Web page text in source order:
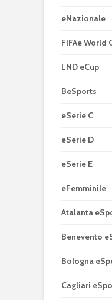
eNazionale
FIFAe World
LND eCup
BeSports
eSerie C
eSerie D
eSerie E
eFemminile
Atalanta
Benevento
Bologna
Cagliari